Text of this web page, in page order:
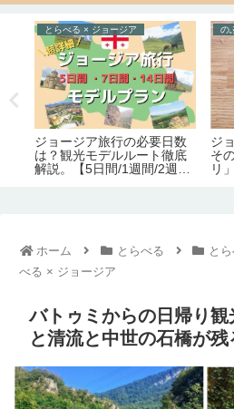
たべる × コーカサス諸国
コーカサスの美食の国へ。
アルメニア料理の定番～お
すすめグルメ100品＆食文化
ら
ジ
め
ホーム とらべる と
べる × ジョージア
バトゥミからの日帰り
と清流と中世の石橋が残